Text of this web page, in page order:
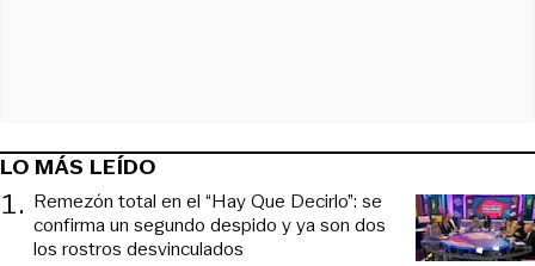
LO MÁS LEÍDO
1. Remezón total en el “Hay Que Decirlo”: se
confirma un segundo despido y ya son dos
los rostros desvinculados